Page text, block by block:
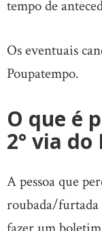
tempo de
Os eventuais
Poupatempo.
O que é
2° via do
A pessoa que
roubada/